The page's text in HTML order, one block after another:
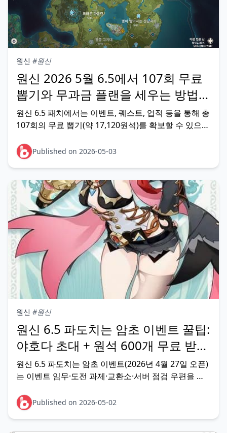
원신 #원신
원신 2026 5월 6.5에서 107회 무료
뽑기와 무과금 플랜을 세우는 방법은
무엇인가요?
원신 6.5 패치에서는 이벤트, 퀘스트, 업적 등을 통해 총
107회의 무료 뽑기(약 17,120원석)를 확보할 수 있으
이를 달성할 수 있습니다. 초보자도 이 가이드를 따라
성공할 가능성이 높습니다. 지난 5.x 패
Published on 2026-05-03
원신 #원신
원신 6.5 파도치는 암초 이벤트 꿀팁:
야호다 초대 + 원석 600개 무료 받기
완전 공략 (2026.4)
원신 6.5 파도치는 암초 이벤트(2026년 4월 27일 오픈)
는 이벤트 임무·도전 과제·교환소·서버 점검 우편을 모
여기에 지정된 이벤트 진행도를 달성하면 신규 바람 원
소 활 캐릭터 야호다를 추가 비용 없이 파
Published on 2026-05-02